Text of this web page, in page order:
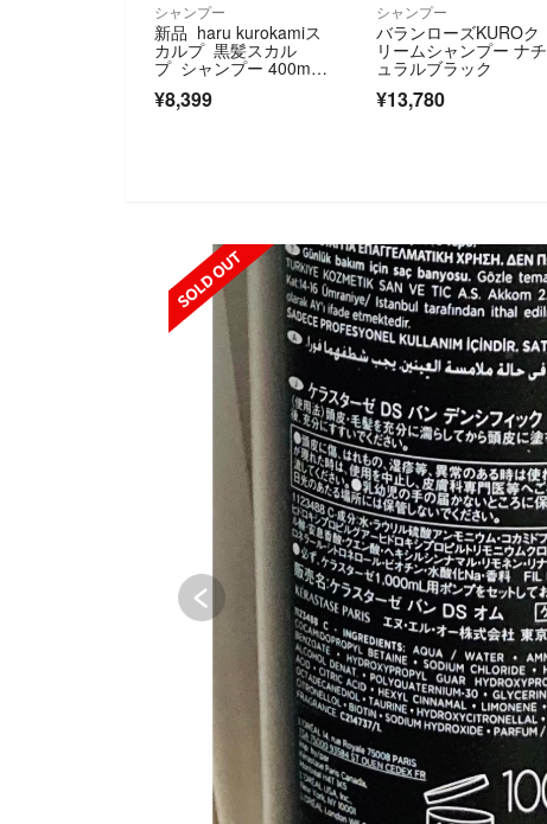
シャンプー
新品 haru kurokamiス
カルプ 黒髪スカル
プ シャンプー 400ml×
¥8,399
シャンプー
バランローズKUROク
リームシャンプー ナチ
ュラルブラック
¥13,780
SOLD OUT